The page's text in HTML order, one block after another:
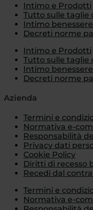
Intimo e Prodotti
Tutto sulle taglie
Intimo
Decreti norme
Intimo e Prodotti
Tutto sulle taglie
Intimo
Decreti norme
Azienda
Termini e
Normativa e-
Responsabilità
Privacy dati
Cookie Policy
Diritti di recesso
Recedi dal
Termini e
Normativa e-